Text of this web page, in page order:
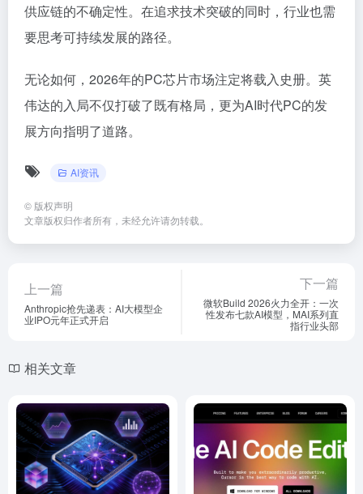
供应链的不确定性。在追求技术突破的同时，行业也需
要思考可持续发展的路径。
无论如何，2026年的PC芯片市场注定将载入史册。英
伟达的入局不仅打破了既有格局，更为AI时代PC的发
展方向指明了道路。
AI资讯
© 版权声明
文章版权归作者所有，未经允许请勿转载。
上一篇
Anthropic抢先递表：AI大模型企
业IPO元年正式开启
下一篇
微软Build 2026火力全开：一次
性发布七款AI模型，MAI系列直
指行业头部
相关文章